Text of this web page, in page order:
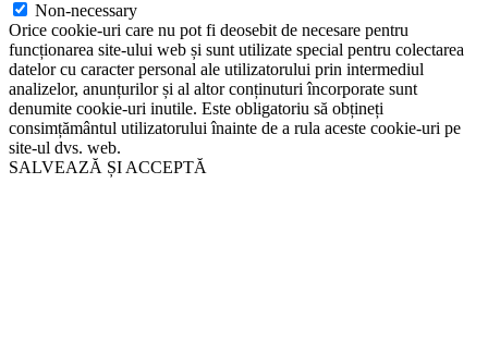
Non-necessary
Orice cookie-uri care nu pot fi deosebit de necesare pentru
funcționarea site-ului web și sunt utilizate special pentru colectarea
datelor cu caracter personal ale utilizatorului prin intermediul
analizelor, anunțurilor și al altor conținuturi încorporate sunt
denumite cookie-uri inutile. Este obligatoriu să obțineți
consimțământul utilizatorului înainte de a rula aceste cookie-uri pe
site-ul dvs. web.
SALVEAZĂ ȘI ACCEPTĂ